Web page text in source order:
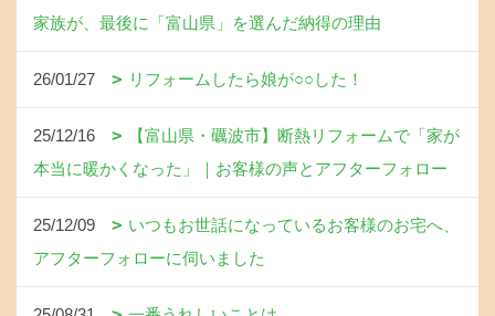
家族が、最後に「富山県」を選んだ納得の理由
26/01/27 リフォームしたら娘が○○した！
25/12/16
【富山県・礪波市】断熱リフォームで「家が
本当に暖かくなった」｜お客様の声とアフターフォロー
25/12/09
いつもお世話になっているお客様のお宅へ、
アフターフォローに伺いました